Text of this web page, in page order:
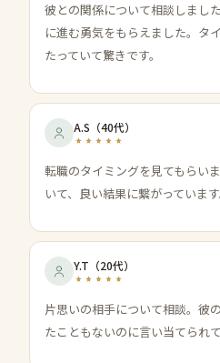
彼との関係について相談しまし
に進む勇気をもらえました。タ
たっていて驚きです。
A.S （40代）
転職のタイミングを見てもらい
いて、良い結果に繋がっていま
Y.T （20代）
片思いの相手について相談。彼
たこともないのに言い当てられ